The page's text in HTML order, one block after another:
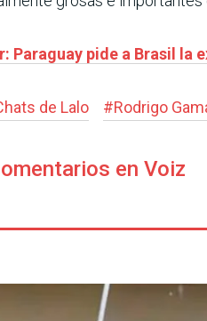
Paraguay pide a Brasil la
de Lalo #Rodrigo
en Voiz